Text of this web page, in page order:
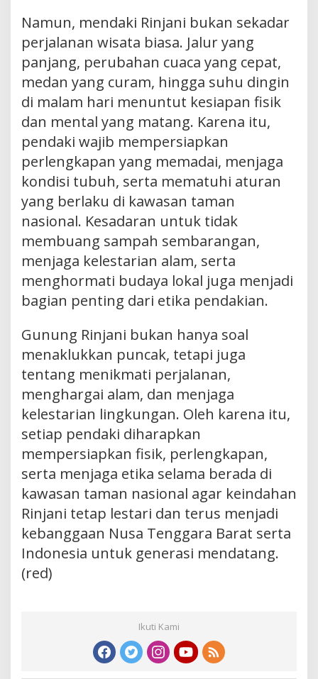
Namun, mendaki Rinjani bukan sekadar
perjalanan wisata biasa. Jalur yang
panjang, perubahan cuaca yang cepat,
medan yang curam, hingga suhu dingin
di malam hari menuntut kesiapan fisik
dan mental yang matang. Karena itu,
pendaki wajib mempersiapkan
perlengkapan yang memadai, menjaga
kondisi tubuh, serta mematuhi aturan
yang berlaku di kawasan taman
nasional. Kesadaran untuk tidak
membuang sampah sembarangan,
menjaga kelestarian alam, serta
menghormati budaya lokal juga menjadi
bagian penting dari etika pendakian.
Gunung Rinjani bukan hanya soal
menaklukkan puncak, tetapi juga
tentang menikmati perjalanan,
menghargai alam, dan menjaga
kelestarian lingkungan. Oleh karena itu,
setiap pendaki diharapkan
mempersiapkan fisik, perlengkapan,
serta menjaga etika selama berada di
kawasan taman nasional agar keindahan
Rinjani tetap lestari dan terus menjadi
kebanggaan Nusa Tenggara Barat serta
Indonesia untuk generasi mendatang.
(red)
Ikuti Kami